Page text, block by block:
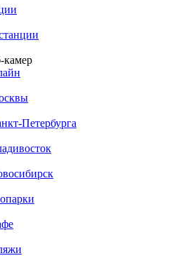
камер
Петербурга